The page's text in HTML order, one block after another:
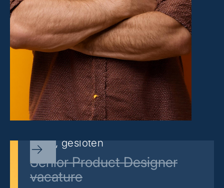
Sorry, gesloten
Senior Product Designer
vacature